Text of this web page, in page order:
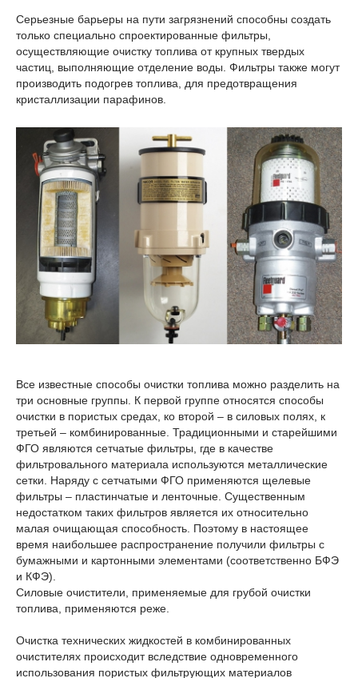
Серьезные барьеры на пути загрязнений способны создать
только специально спроектированные фильтры,
осуществляющие очистку топлива от крупных твердых
частиц, выполняющие отделение воды. Фильтры также могут
производить подогрев топлива, для предотвращения
кристаллизации парафинов.
Все известные способы очистки топлива можно разделить на
три основные группы. К первой группе относятся способы
очистки в пористых средах, ко второй – в силовых полях, к
третьей – комбинированные. Традиционными и старейшими
ФГО являются сетчатые фильтры, где в качестве
фильтровального материала используются металлические
сетки. Наряду с сетчатыми ФГО применяются щелевые
фильтры – пластинчатые и ленточные. Существенным
недостатком таких фильтров является их относительно
малая очищающая способность. Поэтому в настоящее
время наибольшее распространение получили фильтры с
бумажными и картонными элементами (соответственно БФЭ
и КФЭ).
Силовые очистители, применяемые для грубой очистки
топлива, применяются реже.
Очистка технических жидкостей в комбинированных
очистителях происходит вследствие одновременного
использования пористых фильтрующих материалов